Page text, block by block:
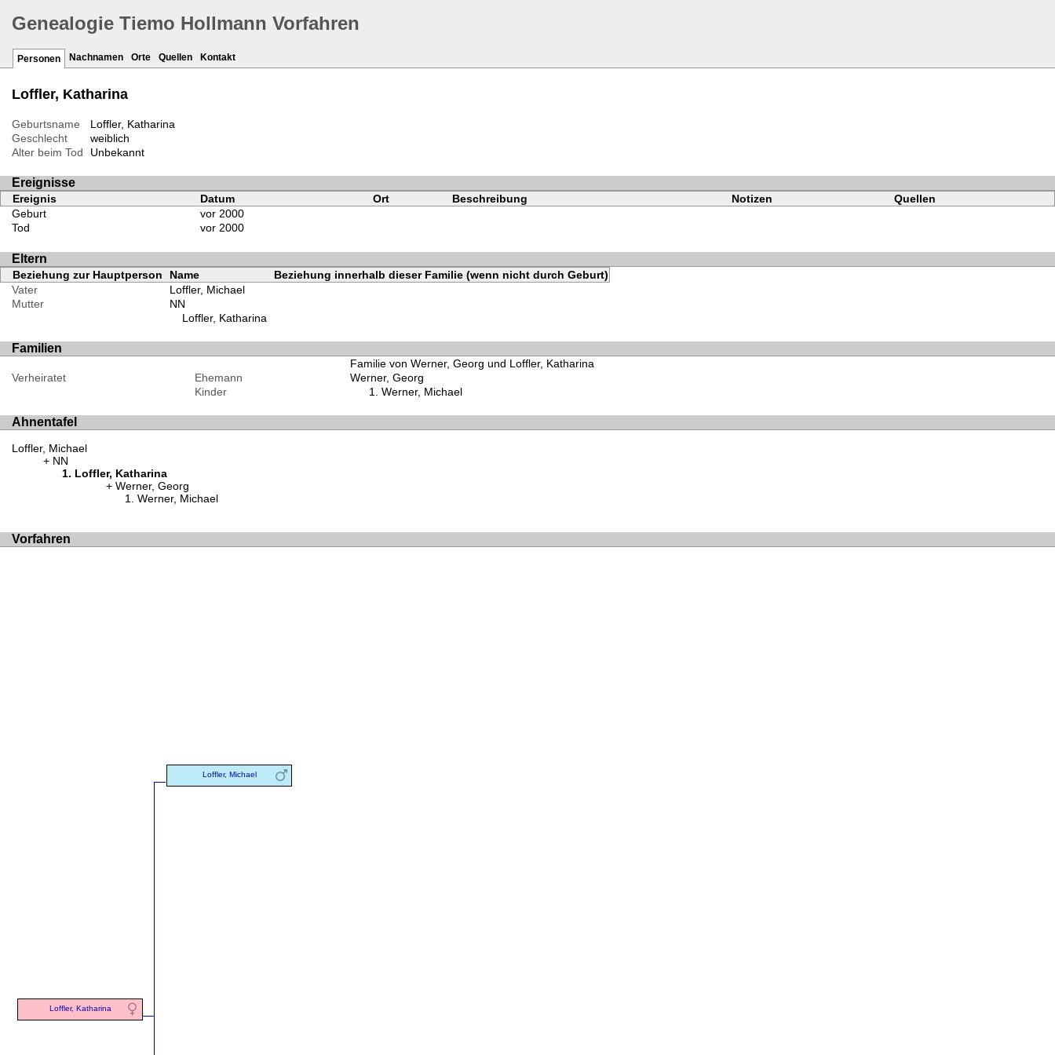
Genealogie Tiemo Hollmann Vorfahren
Personen Nachnamen Orte Quellen Kontakt
Loffler, Katharina
Geburtsname
Loffler, Katharina
Geschlecht
weiblich
Alter beim Tod
Unbekannt
Ereignisse
Ereignis Datum Ort Beschreibung Notizen
Quellen
Geburt
vor 2000
Tod
vor 2000
Eltern
Beziehung zur Hauptperson Name
Beziehung innerhalb dieser Familie (wenn nicht durch Geburt)
Vater
Loffler, Michael
Mutter
NN
Loffler, Katharina
Familien
Familie von Werner, Georg und Loffler, Katharina
Verheiratet
Ehemann
Werner, Georg
Kinder
Werner, Michael
Ahnentafel
Loffler, Michael
NN
Loffler, Katharina
Werner, Georg
Werner, Michael
Vorfahren
Loffler, Katharina
Loffler, Michael